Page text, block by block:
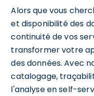
Alors que vous
et disponibilité des
continuité de vos
transformer votre
des données. Avec
catalogage,
l'analyse en self-